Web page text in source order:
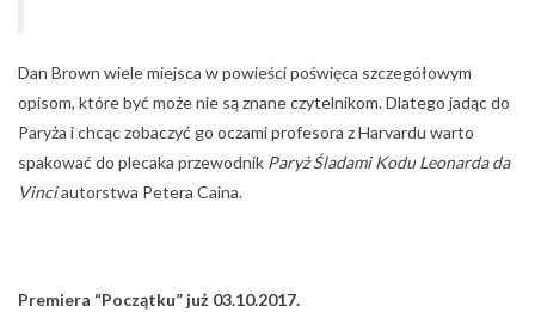
Dan Brown wiele miejsca w powieści poświęca szczegółowym
opisom, które być może nie są znane czytelnikom. Dlatego jadąc do
Paryża i chcąc zobaczyć go oczami profesora z Harvardu warto
spakować do plecaka przewodnik Paryż Śladami Kodu Leonarda da
Vinciautorstwa Petera Caina.
Premiera “Początku” już 03.10.2017.